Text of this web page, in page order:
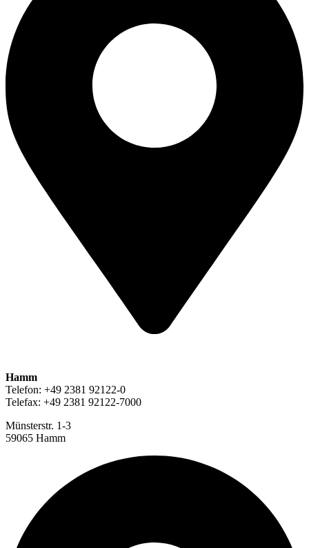
Hamm
Telefon: +49 2381 92122-0
Telefax: +49 2381 92122-7000
Münsterstr. 1-3
59065 Hamm